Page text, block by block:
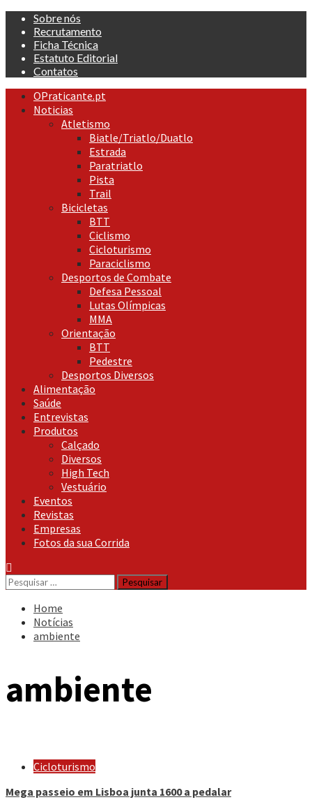
Skip
content
Sobre nós
Recrutamento
Ficha Técnica
Estatuto Editorial
Contatos
Primary
Menu
OPraticante.pt
Noticias
Atletismo
Biatle/Triatlo/Duatlo
Estrada
Paratriatlo
Pista
Trail
Bicicletas
BTT
Ciclismo
Cicloturismo
Paraciclismo
Desportos de Combate
Defesa Pessoal
Lutas Olímpicas
MMA
Orientação
BTT
Pedestre
Desportos Diversos
Alimentação
Saúde
Entrevistas
Produtos
Calçado
Diversos
High Tech
Vestuário
Eventos
Revistas
Empresas
Fotos da sua Corrida
Pesquisar
por:
Home
Notícias
ambiente
ambiente
Cicloturismo
Mega passeio em Lisboa junta 1600 a pedalar